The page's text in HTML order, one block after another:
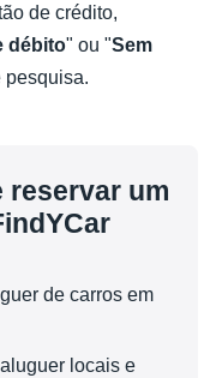
de crédito,
débito" ou "Sem
pesquisa.
reservar um
de carros em
locais e